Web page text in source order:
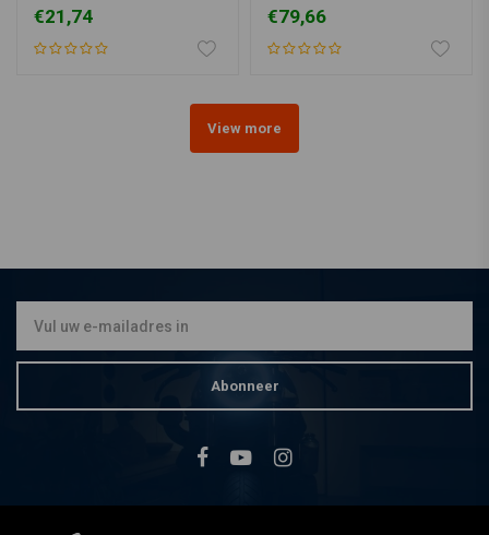
€21,74 €79,66
View more
Abonneer